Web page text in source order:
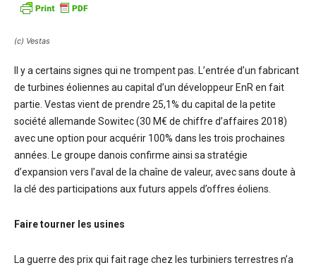
(c) Vestas
Il y a certains signes qui ne trompent pas. L’entrée d’un fabricant
de turbines éoliennes au capital d’un développeur EnR en fait
partie. Vestas vient de prendre 25,1% du capital de la petite
société allemande Sowitec (30 M€ de chiffre d’affaires 2018)
avec une option pour acquérir 100% dans les trois prochaines
années. Le groupe danois confirme ainsi sa stratégie
d’expansion vers l’aval de la chaîne de valeur, avec sans doute à
la clé des participations aux futurs appels d’offres éoliens.
Faire tourner les usines
La guerre des prix qui fait rage chez les turbiniers terrestres n’a